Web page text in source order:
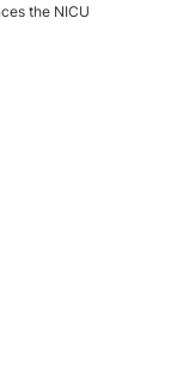
the NICU